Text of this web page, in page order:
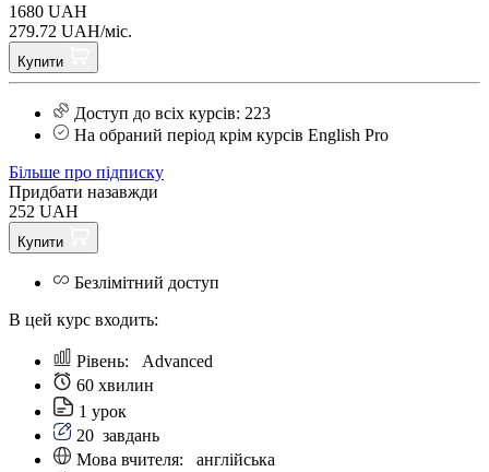
1680 UAH
279.72 UAH/міс.
Купити
Доступ до всіх курсів: 223
На обраний період крім курсів English Pro
Більше про підписку
Придбати назавжди
252 UAH
Купити
Безлімітний доступ
В цей курс входить:
Рівень: Аdvanced
60 хвилин
1 урок
20 завдань
Мова вчителя: англійська